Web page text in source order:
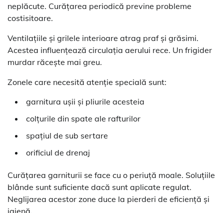
neplăcute. Curățarea periodică previne probleme
costisitoare.
Ventilațiile și grilele interioare atrag praf și grăsimi.
Acestea influențează circulația aerului rece. Un frigider
murdar răcește mai greu.
Zonele care necesită atenție specială sunt:
garnitura ușii și pliurile acesteia
colțurile din spate ale rafturilor
spațiul de sub sertare
orificiul de drenaj
Curățarea garniturii se face cu o periuță moale. Soluțiile
blânde sunt suficiente dacă sunt aplicate regulat.
Neglijarea acestor zone duce la pierderi de eficiență și